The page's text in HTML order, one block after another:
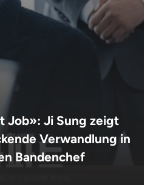
Job»: Ji Sung zeigt
Verwandlung in
Bandenchef